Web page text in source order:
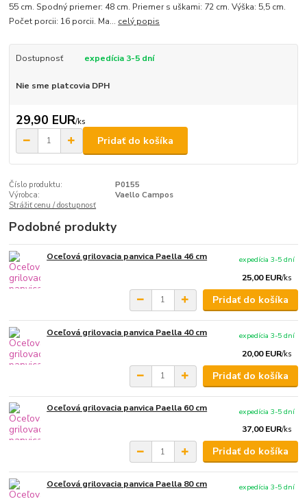
55 cm. Spodný priemer: 48 cm. Priemer s uškami: 72 cm. Výška: 5,5 cm.
Počet porcii: 16 porcii. Ma... celý popis
Dostupnosť expedícia 3-5 dní
Nie sme platcovia DPH
29,90 EUR/ks
Pridať do košíka
Číslo produktu:
P0155
Výrobca:
Vaello Campos
Strážiť cenu / dostupnosť
Podobné produkty
Oceľová grilovacia panvica Paella 46 cm
25,00 EUR/ks
expedícia 3-5 dní
Pridať do košíka
Oceľová grilovacia panvica Paella 40 cm
20,00 EUR/ks
expedícia 3-5 dní
Pridať do košíka
Oceľová grilovacia panvica Paella 60 cm
37,00 EUR/ks
expedícia 3-5 dní
Pridať do košíka
Oceľová grilovacia panvica Paella 80 cm
expedícia 3-5 dní